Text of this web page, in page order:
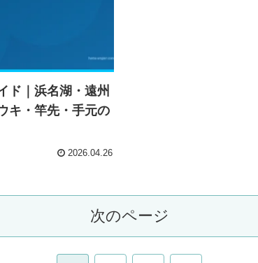
ド｜浜名湖・遠州
キ・竿先・手元の
2026.04.26
次のページ